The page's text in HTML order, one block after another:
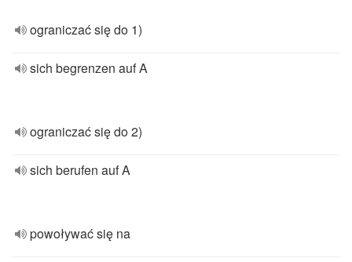
ograniczać się do 1)
sich begrenzen auf A
ograniczać się do 2)
sich berufen auf A
powoływać się na